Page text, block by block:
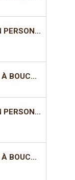
BOUCHON PERSONNALISÉ POUR MARIAGE - MODÈLE 2
SUPPORT À BOUCHON MARQUE-PLACE - COEUR
BOUCHON PERSONNALISÉ POUR MARIAGE - MODÈLE 3
SUPPORT À BOUCHON "MERCI" - COEUR